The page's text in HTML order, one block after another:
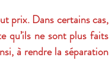
prix. Dans certains cas,
qu’ils ne sont plus faits
à rendre la séparation